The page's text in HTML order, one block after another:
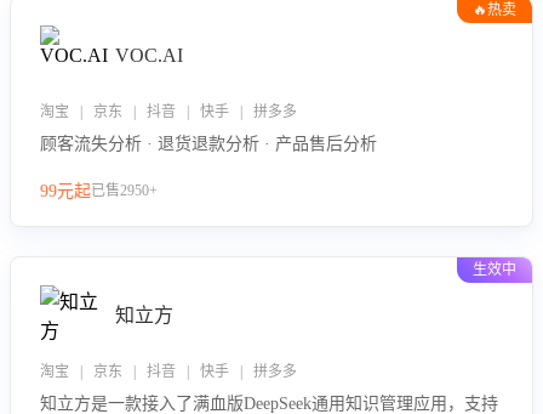
🔥热卖
VOC.AI
淘宝 | 京东 | 抖音 | 快手 | 拼多多
顾客流失分析 · 退货退款分析 · 产品售后分析
99元起已售2950+
生效中
知立方
淘宝 | 京东 | 抖音 | 快手 | 拼多多
知立方是一款接入了满血版DeepSeek通用知识管理应用，支持